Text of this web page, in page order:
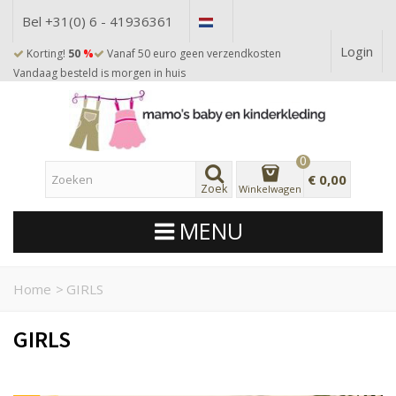
Bel +31(0) 6 - 41936361
Korting! 50 %
Vanaf 50 euro geen verzendkosten
Vandaag besteld is morgen in huis
Login
Zoek Winkelwagen
0
€ 0,00
MENU
Home > GIRLS
GIRLS